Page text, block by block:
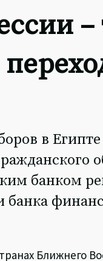
в
банком
Ближнего